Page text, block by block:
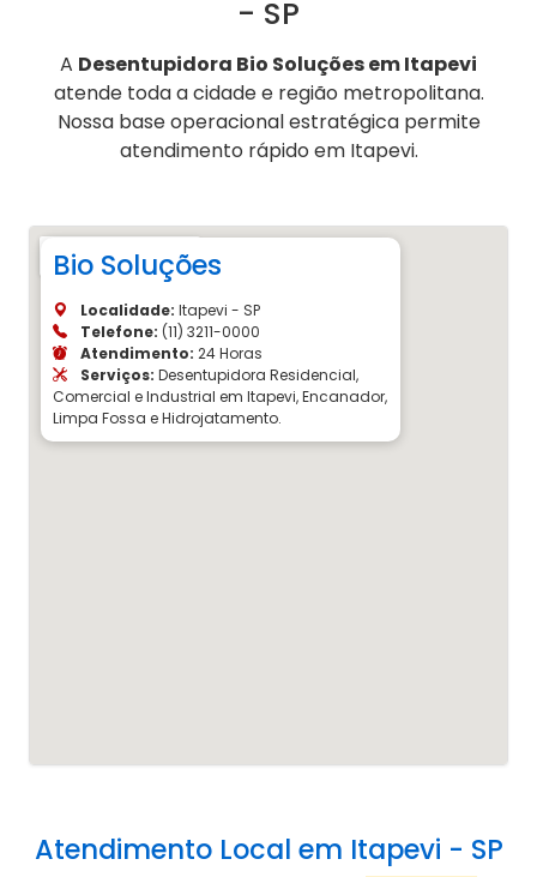
- SP
A Desentupidora Bio Soluções em Itapevi
atende toda a cidade e região metropolitana.
Nossa base operacional estratégica permite
atendimento rápido em Itapevi.
Bio Soluções
Localidade: Itapevi - SP
Telefone: (11) 3211-0000
Atendimento: 24 Horas
Serviços: Desentupidora Residencial,
Comercial e Industrial em Itapevi, Encanador,
Limpa Fossa e Hidrojatamento.
Atendimento Local em Itapevi - SP